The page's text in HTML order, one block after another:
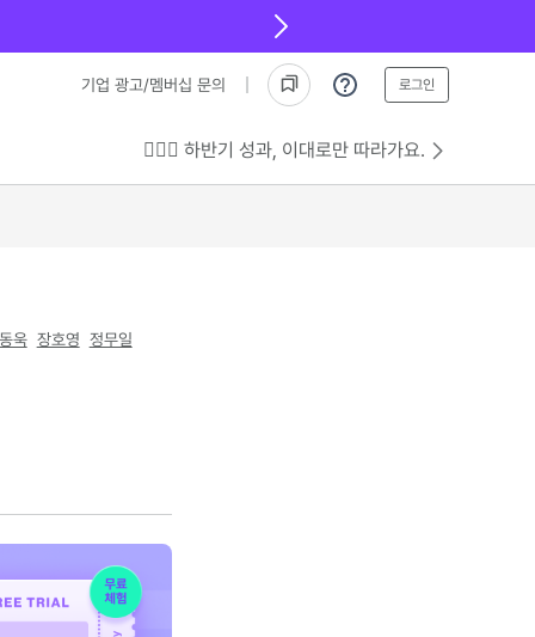
기업 광고/멤버십 문의 로그인
💁🏻‍♂️ 하반기 성과, 이대로만 따라가요.
욱 장호영 정무일